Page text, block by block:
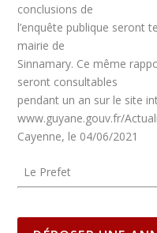
conclusions de
l’enquête publique seront
mairie de
Sinnamary. Ce même
seront consultables
pendant un an sur le site
www.guyane.gouv.fr/
Cayenne, le 04/06/2021
Le Prefet